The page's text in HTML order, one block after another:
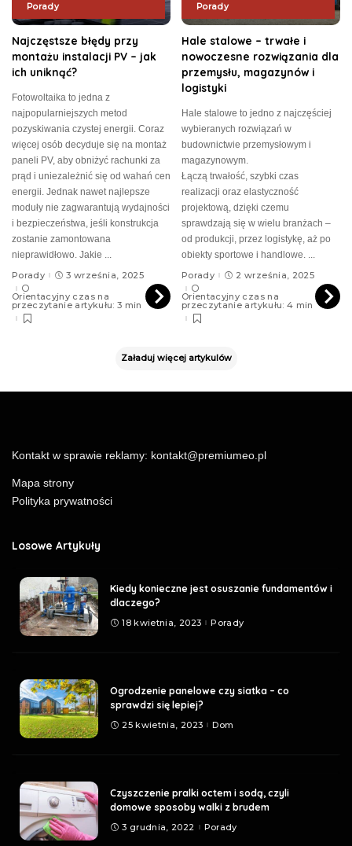
Porady
Najczęstsze błędy przy
montażu instalacji PV – jak
ich uniknąć?
Fotowoltaika to jedna z
najpopularniejszych metod
pozyskiwania czystej energii. Coraz
więcej osób decyduje się na montaż
paneli PV, aby obniżyć rachunki za
prąd i uniezależnić się od wahań cen
energii. Jednak nawet najlepsze
moduły nie zagwarantują wydajności
i bezpieczeństwa, jeśli konstrukcja
zostanie zamontowana
nieprawidłowo. Jakie ...
Porady
3 września, 2025
Orientacyjny czas na
przeczytanie artykułu: 3 min
Porady
Hale stalowe – trwałe i
nowoczesne rozwiązania dla
przemysłu, magazynów i
logistyki
Hale stalowe to jedno z najczęściej
wybieranych rozwiązań w
budownictwie przemysłowym i
magazynowym.
Łączą trwałość, szybki czas
realizacji oraz elastyczność
projektową, dzięki czemu
sprawdzają się w wielu branżach –
od produkcji, przez logistykę, aż po
obiekty sportowe i handlowe. ...
Porady
2 września, 2025
Orientacyjny czas na
przeczytanie artykułu: 4 min
Załaduj więcej artykulów
Kontakt w sprawie reklamy: kontakt@premiumeo.pl
Mapa strony
Polityka prywatności
Losowe Artykuły
Kiedy konieczne jest osuszanie fundamentów i
dlaczego?
18 kwietnia, 2023 Porady
Ogrodzenie panelowe czy siatka – co
sprawdzi się lepiej?
25 kwietnia, 2023 Dom
Czyszczenie pralki octem i sodą, czyli
domowe sposoby walki z brudem
3 grudnia, 2022 Porady